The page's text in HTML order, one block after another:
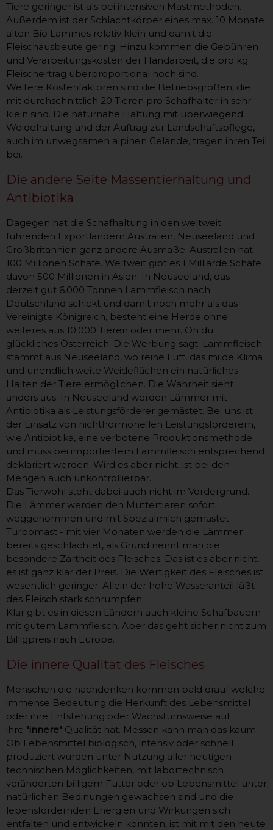
Tiere geringer ist als bei intensiven Mastmethoden.
Außerdem ist der Schlachtkörper eines max. 10 Monate
alten Bio Lammes relativ klein und damit die
Fleischausbeute gering. Hinzu kommen die Gebühren
und Verarbeitungskosten der Handarbeit, die pro kg
Fleischertrag überproportional hoch sind.
Weitere Kostenfaktoren sind die Betriebsgrößen, die
mit durchschnittlich 20 Tieren pro Schafhalter in sehr
klein sind. Die naturnahe Haltung mit überwiegend
Weidehaltung und der Auftrag zur Landschaftspflege,
auch im unwegsamen alpinen Gelände, tragen ihren Teil
bei.
Die andere Seite Massentierhaltung und
Antibiotika
Dagegen hat die Schafhaltung in den weltweit
führenden Exportländern Australien, Neuseeland und
Großbritannien ganz andere Ausmaße. Australien hat
100 Millionen Schafe. Weltweit gibt es 1 Milliarde Schafe
davon 500 Millionen in Asien. In Neuseeland, das
derzeit gut 6.000 Tonnen Lammfleisch nach
Deutschland schickt und damit noch mehr als das
Vereinigte Königreich, besteht eine Herde ohne
weiteres aus 10.000 Tieren oder mehr. Oh du
glückliches Österreich. Die Werbung sagt; Lammfleisch
stammt aus Neuseeland, wo reine Luft, das milde Klima
und unendlich weite Weideflächen ein natürliches
Halten der Tiere ermöglichen. Die Wahrheit sieht
anders aus: In Neuseeland werden Lämmer mit
Antibiotika als Leistungsförderer gemästet. Bei uns ist
der Einsatz von nichthormonellen Leistungsförderern,
wie Antibiotika, eine verbotene Produktionsmethode
und muss bei importiertem Lammfleisch entsprechend
deklariert werden. Wird es aber nicht, ist bei den
Mengen auch unkontrollierbar.
Das Tierwohl steht dabei auch nicht im Vordergrund.
Die Lämmer werden den Muttertieren sofort
weggenommen und mit Spezialmilch gemästet.
Turbomast - mit vier Monaten werden die Lämmer
bereits geschlachtet, als Grund nennt man die
besondere Zartheit des Fleisches. Das ist es aber nicht,
es ist ganz klar der Preis. Die Wertigkeit des Fleisches ist
wesentlich geringer. Allein der hohe Wasseranteil läßt
des Fleisch stark schrumpfen.
Klar gibt es in diesen Ländern auch kleine Schafbauern
mit gutem Lammfleisch. Aber das geht sicher nicht zum
Billigpreis nach Europa.
Die innere Qualität des Fleisches
Menschen die nachdenken kommen bald drauf welche
immense Bedeutung die Herkunft des Lebensmittel
oder ihre Entstehung oder Wachstumsweise auf
ihre "innere" Qualität hat. Messen kann man das kaum.
Ob Lebensmittel biologisch, intensiv oder schnell
produziert wurden unter Nutzung aller heutigen
technischen Möglichkeiten, mit labortechnisch
veränderten billigem Futter oder ob Lebensmittel unter
natürlichen Bedinungen gewachsen sind und die
lebensfördernden Energien und Wirkungen sich
entfalten und entwickeln konnten, ist mit mit den heute